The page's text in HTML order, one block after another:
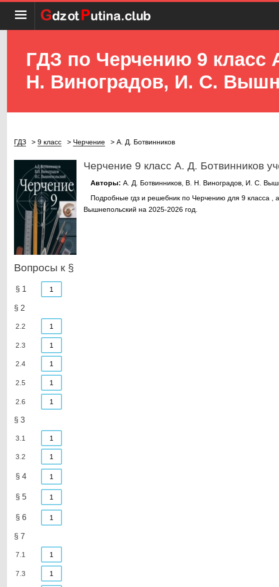
ГДЗ по Черчению 9 класс
Н. Виноградов, И. С.
ГДЗ 9 класс Черчение А. Д. Ботвинников
Черчение 9 класс А. Д. Ботвинников
Авторы: А. Д. Ботвинников, В. Н. Виноградов, И. С.
Подробные гдз и решебник по Черчению для 9 класса ,
Вышнепольский на 2025-2026 год.
Вопросы к §
§ 1 1
§ 2
2.2 1
2.3 1
2.4 1
2.5 1
2.6 1
§ 3
3.1 1
3.2 1
§ 4 1
§ 5 1
§ 6 1
§ 7
7.1 1
7.3 1